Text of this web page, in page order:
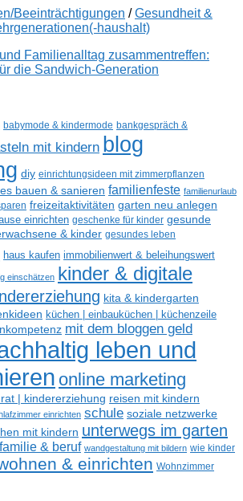
Beeinträchtigungen /Gesundheit &
haushalt)
Familienalltag zusammentreffen:
die Sandwich-Generation
babymode & kindermode bankgespräch &
mit kindern blog
diy einrichtungsideen mit zimmerpflanzen
bauen & sanieren familienfeste familienurlaub
freizeitaktivitäten garten neu anlegen
einrichten geschenke für kinder gesunde
& kinder gesundes leben
haus kaufen immobilienwert & beleihungswert
einschätzen kinder & digitale
kita & kindergarten
küchen | einbauküchen | küchenzeile
mit dem bloggen geld
leben und
online marketing
| kindererziehung reisen mit kindern
einrichten schule soziale netzwerke
mit kindern unterwegs im garten
& beruf wandgestaltung mit bildern wie kinder
& einrichten Wohnzimmer